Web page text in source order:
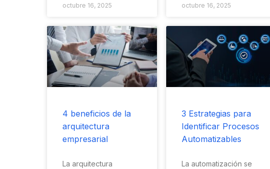
octubre 16, 2025 octubre 16, 2025
4 beneficios de la
arquitectura
empresarial
La arquitectura
3 Estrategias para
Identificar Procesos
Automatizables
La automatización se